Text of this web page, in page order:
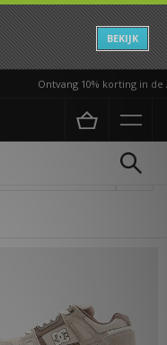
BEKIJK
Ontvang 10% korting in de